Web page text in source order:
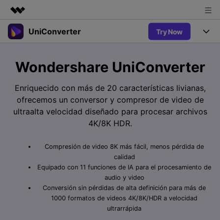
Productos destacados
Utilidades
Soluciones
Sala de prensa
UniConverter Try Now
UniConverter para Windows
UniConverter para Mac
AniSmall-Compresor de Video
AniSmall para Desktop
Convertir de Voz a Texto
Convertir con precisión de voz a
texto para audio y video.
Nuevo
Convertidor de Video
Disfruta de funciones de
conversión potentes e
inteligentes.
Soluciones
Donde hay deporte, está
Ofertas Educativas
Los usuarios educativos disfrutan
de hasta un 60% de DTO.
Popular
¿Cómo utilizar Wondershare UniConverter? Aprenda la guía
Toda la información que necesita para utilizar UniConverter.
COMPRAR Sign In
Wondershare UniConverter
Enriquecido con más de 20 características livianas,
ofrecemos un conversor y compresor de video de
ultraalta velocidad diseñado para procesar archivos
4K/8K HDR.
Compresión de video 8K más fácil, menos pérdida de
calidad
Equipado con 11 funciones de IA para el procesamiento de
audio y video
Conversión sin pérdidas de alta definición para más de
1000 formatos de videos 4K/8K/HDR a velocidad
ultrarrápida